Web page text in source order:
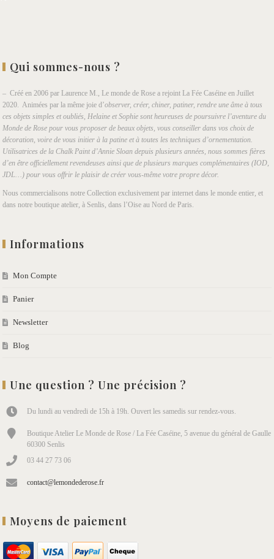
Qui sommes-nous ?
– Créé en 2006 par Laurence M., Le monde de Rose a rejoint La Fée Caséine en Juillet
2020. Animées par la même joie d’observer, créer, chiner, patiner, rendre une âme à tous
ces objets simples et oubliés, Helaine et Sophie sont heureuses de poursuivre l’aventure du
Monde de Rose pour vous proposer de beaux objets, vous conseiller dans vos choix de
décoration, voire de vous initier à la patine et à toutes les techniques d’ornementation.
Utilisatrices de la Chalk Paint d’Annie Sloan depuis plusieurs années, nous sommes fières
d’en être officiellement revendeuses ainsi que de plusieurs marques complémentaires (IOD,
JDL…) pour vous offrir le plaisir de créer vous-même votre propre décor.
Nous commercialisons notre Collection exclusivement par internet dans le monde entier, et
dans notre boutique atelier, à Senlis, dans l’Oise au Nord de Paris.
Informations
Mon Compte
Panier
Newsletter
Blog
Une question ? Une précision ?
Du lundi au vendredi de 15h à 19h. Ouvert les samedis sur rendez-vous.
Boutique Atelier Le Monde de Rose / La Fée Caséine, 5 avenue du général de Gaulle
60300 Senlis
03 44 27 73 06
contact@lemondederose.fr
Moyens de paiement